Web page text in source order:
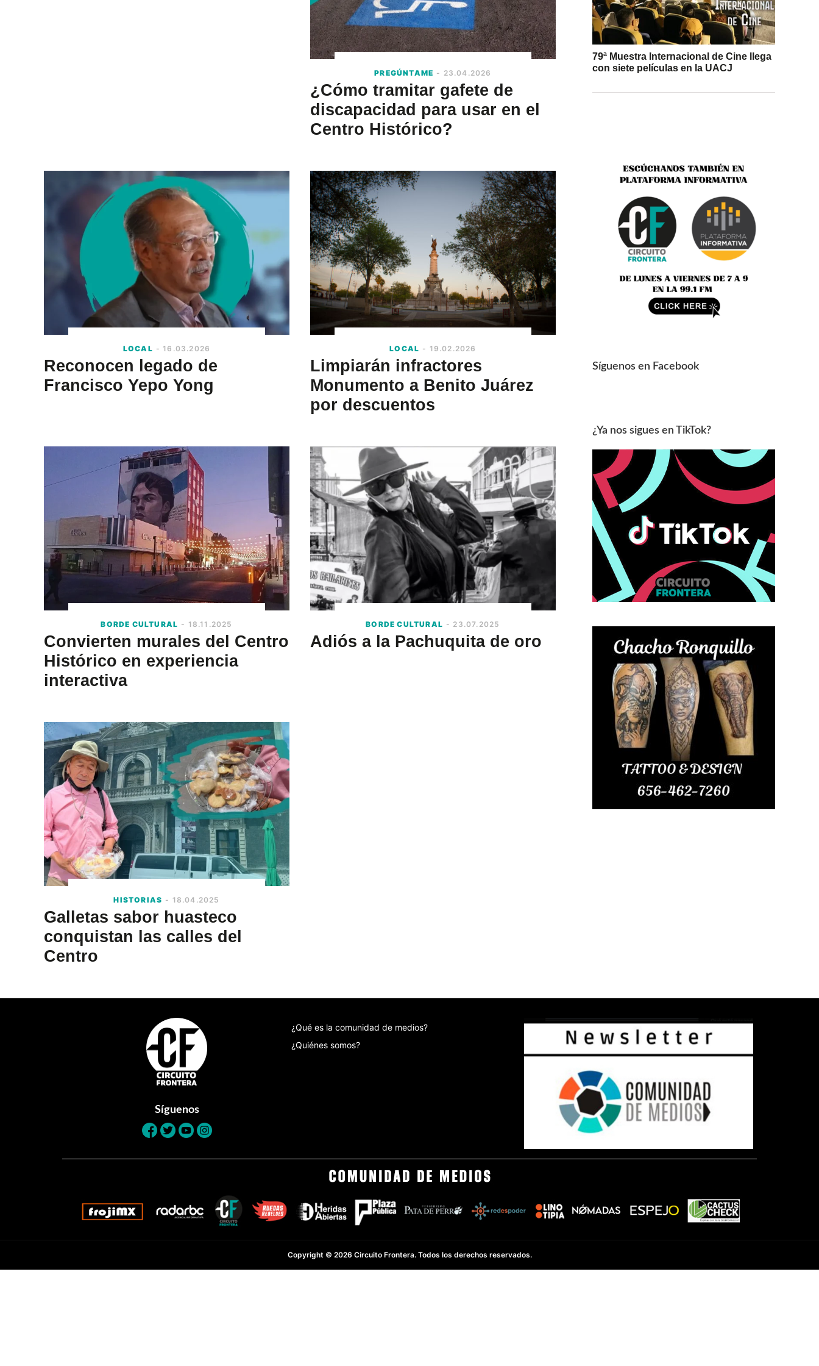
PREGÚNTAME - 23.04.2026
¿Cómo tramitar gafete de
discapacidad para usar en el
Centro Histórico?
LOCAL - 16.03.2026
Reconocen legado de
Francisco Yepo Yong
LOCAL - 19.02.2026
Limpiarán infractores
Monumento a Benito Juárez
por descuentos
BORDE CULTURAL - 18.11.2025
Convierten murales del Centro
Histórico en experiencia
interactiva
BORDE CULTURAL - 23.07.2025
Adiós a la Pachuquita de oro
HISTORIAS - 18.04.2025
Galletas sabor huasteco
conquistan las calles del
Centro
79ª Muestra Internacional de Cine llega
con siete películas en la UACJ
Síguenos en Facebook
¿Ya nos sigues en TikTok?
Síguenos
¿Qué es la comunidad de medios?
¿Quiénes somos?
Copyright © 2026 Circuito Frontera. Todos los derechos reservados.